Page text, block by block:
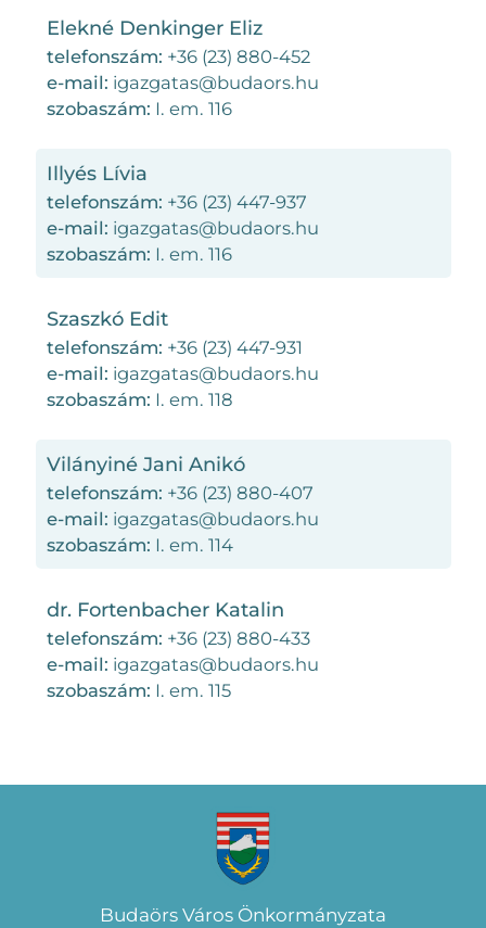
Elekné Denkinger Eliz
telefonszám: +36 (23) 880-452
e-mail: igazgatas@budaors.hu
szobaszám: I. em. 116
Illyés Lívia
telefonszám: +36 (23) 447-937
e-mail: igazgatas@budaors.hu
szobaszám: I. em. 116
Szaszkó Edit
telefonszám: +36 (23) 447-931
e-mail: igazgatas@budaors.hu
szobaszám: I. em. 118
Vilányiné Jani Anikó
telefonszám: +36 (23) 880-407
e-mail: igazgatas@budaors.hu
szobaszám: I. em. 114
dr. Fortenbacher Katalin
telefonszám: +36 (23) 880-433
e-mail: igazgatas@budaors.hu
szobaszám: I. em. 115
Budaörs Város Önkormányzata